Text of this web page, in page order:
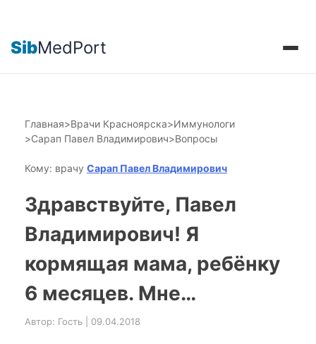
SibMedPort
Главная>Врачи Красноярска>Иммунологи
>Сарап Павел Владимирович>Вопросы
Кому: врачу Сарап Павел Владимирович
Здравствуйте, Павел
Владимирович! Я
кормящая мама, ребёнку
6 месяцев. Мне…
Автор: Гость | 09.04.2018